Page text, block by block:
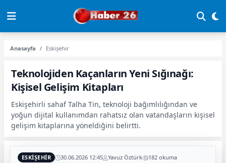
Anasayfa Eskişehir
Teknolojiden Kaçanların Yeni Sığınağı:
Kişisel Gelişim Kitapları
Eskişehirli sahaf Talha Tin, teknoloji bağımlılığından ve
yoğun dijital kullanımdan rahatsız olan vatandaşların kişisel
gelişim kitaplarına yöneldiğini belirtti.
ESKIŞEHIR 30.06.2026 12:45 Yavuz Öztürk 182 okuma